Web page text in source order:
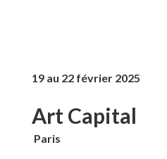
19 au 22 février 2025
Art Capital
Paris